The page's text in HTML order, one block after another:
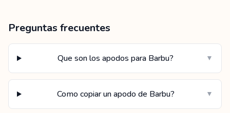
Preguntas frecuentes
Que son los apodos para Barbu? ▼
Como copiar un apodo de Barbu? ▼